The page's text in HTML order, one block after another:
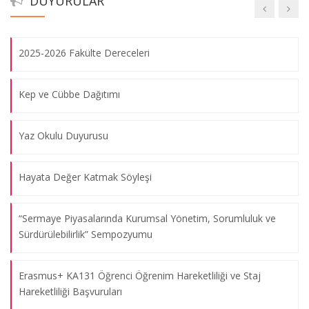
2025-2026 Fakülte Dereceleri
Kep ve Cübbe Dağıtımı
Yaz Okulu Duyurusu
Hayata Değer Katmak Söyleşi
“Sermaye Piyasalarında Kurumsal Yönetim, Sorumluluk ve
Sürdürülebilirlik” Sempozyumu
Erasmus+ KA131 Öğrenci Öğrenim Hareketliliği ve Staj
Hareketliliği Başvuruları